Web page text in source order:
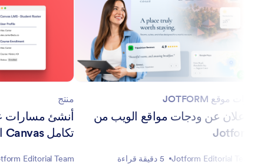
أدوات موقع JOTFORM
الإعلان عن ودجات مواقع الويب من
Jotform
Jotform Editorial Team 5 دقيقة قراءة
منتج
أنشئ مسارات
تكامل Canvas الجديد من Jotform
Editorial Team